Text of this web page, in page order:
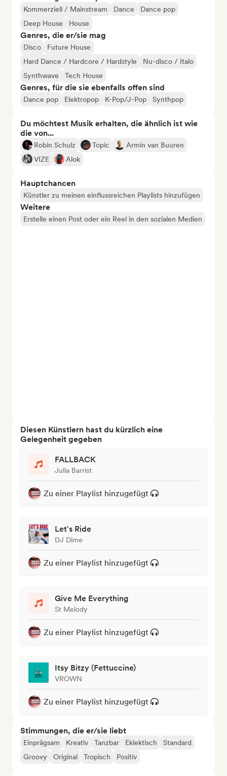
Kommerziell / Mainstream Dance
Dance pop
Deep House
House
Genres, die er/sie mag
Disco
Future House
Hard Dance / Hardcore / Hardstyle
Nu-disco / Italo
Synthwave
Tech House
Genres, für die sie ebenfalls offen sind
Dance pop Elektropop K-Pop/J-Pop Synthpop
Du möchtest Musik erhalten, die ähnlich ist wie
die von...
Robin Schulz Topic
Armin van Buuren
VIZE
Alok
Hauptchancen
Künstler zu meinen einflussreichen Playlists hinzufügen
Weitere
Erstelle einen Post oder ein Reel in den sozialen Medien
Diesen Künstlern hast du kürzlich eine
Gelegenheit gegeben
FALLBACK
Julia Barrist
Zu einer Playlist hinzugefügt
Let's Ride
DJ Dime
Zu einer Playlist hinzugefügt
Give Me Everything
St Melody
Zu einer Playlist hinzugefügt
Itsy Bitzy (Fettuccine)
VROWN
Zu einer Playlist hinzugefügt
Stimmungen, die er/sie liebt
Einprägsam Kreativ Tanzbar Eklektisch
Standard
Groovy
Original Tropisch Positiv